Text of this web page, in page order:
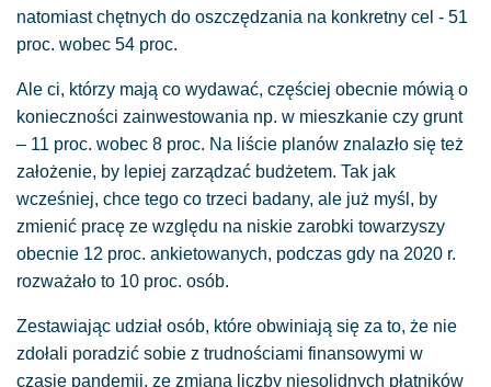
natomiast chętnych do oszczędzania na konkretny cel - 51
proc. wobec 54 proc.
Ale ci, którzy mają co wydawać, częściej obecnie mówią o
konieczności zainwestowania np. w mieszkanie czy grunt
– 11 proc. wobec 8 proc. Na liście planów znalazło się też
założenie, by lepiej zarządzać budżetem. Tak jak
wcześniej, chce tego co trzeci badany, ale już myśl, by
zmienić pracę ze względu na niskie zarobki towarzyszy
obecnie 12 proc. ankietowanych, podczas gdy na 2020 r.
rozważało to 10 proc. osób.
Zestawiając udział osób, które obwiniają się za to, że nie
zdołali poradzić sobie z trudnościami finansowymi w
czasie pandemii, ze zmianą liczby niesolidnych płatników